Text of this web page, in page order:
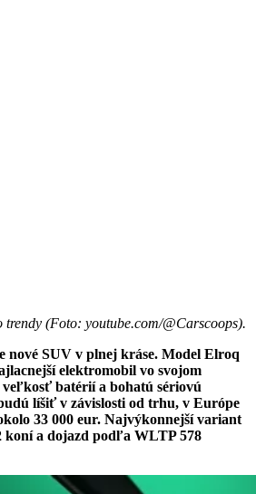
trendy (Foto: youtube.com/@Carscoops).
nové SUV v plnej kráse. Model Elroq
elektromobil vo svojom
veľkosť batérií a bohatú sériovú
líšiť v závislosti od trhu, v Európe
33 000 eur. Najvýkonnejší variant
koní a dojazd podľa WLTP 578